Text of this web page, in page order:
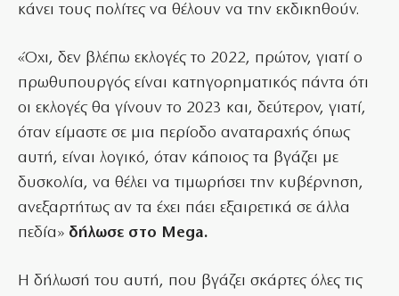
κάνει τους πολίτες να θέλουν να την εκδικηθούν.
«Όχι, δεν βλέπω εκλογές το 2022, πρώτον, γιατί ο
πρωθυπουργός είναι κατηγορηματικός πάντα ότι
οι εκλογές θα γίνουν το 2023 και, δεύτερον, γιατί,
όταν είμαστε σε μια περίοδο αναταραχής όπως
αυτή, είναι λογικό, όταν κάποιος τα βγάζει με
δυσκολία, να θέλει να τιμωρήσει την κυβέρνηση,
ανεξαρτήτως αν τα έχει πάει εξαιρετικά σε άλλα
πεδία» δήλωσε στο Mega.
Η δήλωσή του αυτή, που βγάζει σκάρτες όλες τις